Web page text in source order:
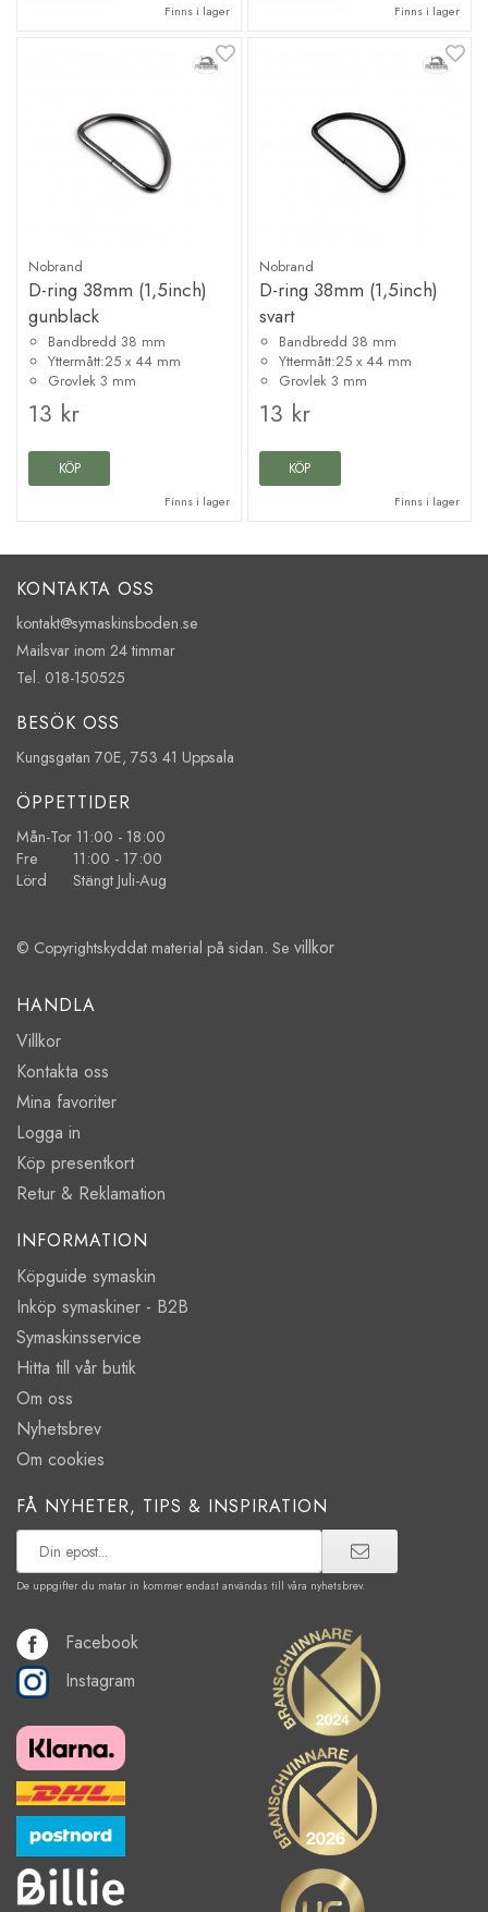
Finns i lager Finns i lager
Nobrand
D-ring 38mm (1,5inch)
gunblack
Bandbredd 38 mm
Yttermått:25 x 44 mm
Grovlek 3 mm
13 kr
KÖP
Finns i lager
Nobrand
D-ring 38mm (1,5inch)
svart
Bandbredd 38 mm
Yttermått:25 x 44 mm
Grovlek 3 mm
13 kr
KÖP
Finns i lager
KONTAKTA OSS
kontakt@symaskinsboden.se
Mailsvar inom 24 timmar
Tel. 018-150525
BESÖK OSS
Kungsgatan 70E, 753 41 Uppsala
ÖPPETTIDER
Mån-Tor 11:00 - 18:00
Fre 11:00 - 17:00
Lörd Stängt Juli-Aug
© Copyrightskyddat material på sidan. Se villkor
HANDLA
Villkor
Kontakta oss
Mina favoriter
Logga in
Köp presentkort
Retur & Reklamation
INFORMATION
Köpguide symaskin
Inköp symaskiner - B2B
Symaskinsservice
Hitta till vår butik
Om oss
Nyhetsbrev
Om cookies
FÅ NYHETER, TIPS & INSPIRATION
De uppgifter du matar in kommer endast användas till våra nyhetsbrev.
Facebook
Instagram